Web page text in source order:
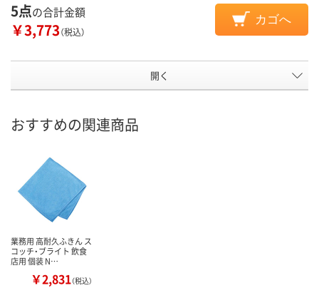
5点の合計金額
￥3,773（税込）
カゴへ
開く
おすすめの関連商品
業務用 高耐久ふきん ス
コッチ・ブライト 飲食
店用 個装 N…
￥2,831（税込）